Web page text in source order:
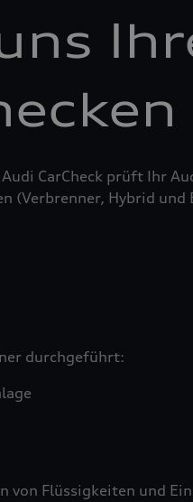
CarCheck prüft Ihr
(Verbrenner, Hybrid und
durchgeführt:
von Flüssigkeiten und